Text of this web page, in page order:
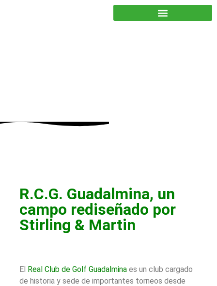
R.C.G. Guadalmina, un
campo rediseñado por
Stirling & Martin
El Real Club de Golf Guadalmina es un club cargado
de historia y sede de importantes torneos desde